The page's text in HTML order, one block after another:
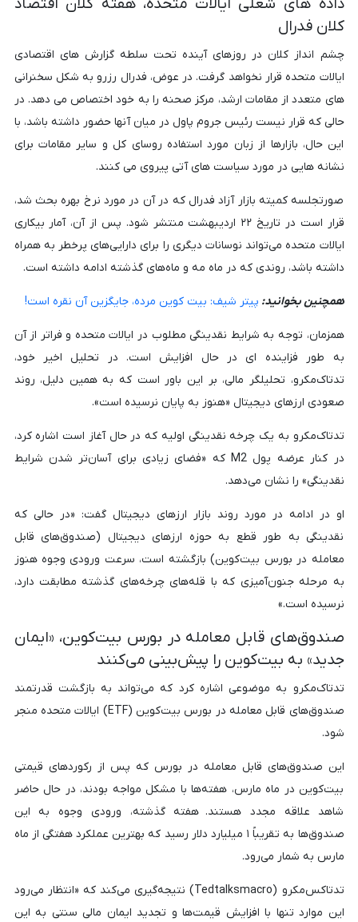
داده های شغلی ایالات متحده، هفته کلان اقتصاد
کلان فدرال
چشم انداز کلان در روزهای آینده تحت سلطه گزارش های اقتصادی
ایالات متحده قرار نخواهد گرفت. در عوض، فدرال رزرو به شکل سخنرانی
های متعدد از مقامات ارشد، مرکز صحنه را به خود اختصاص می دهد. در
حالی که قرار نیست رئیس جروم پاول در میان آنها حضور داشته باشد، با
این حال، بازارها از زبان مورد استفاده روسای کل و سایر مقامات برای
نشانه هایی در مورد سیاست های آتی پیروی می کنند.
صورتجلسه کمیته بازار آزاد فدرال که در آن در مورد نرخ بهره بحث شد،
قرار است در تاریخ ۲۲ اردیبهشت منتشر شود. پس از آن، آمار بیکاری
ایالات متحده می‌تواند نوسانات دیگری را برای دارایی‌های پرخطر به همراه
داشته باشد، روندی که در ماه مه و ماه‌های گذشته ادامه داشته است.
همچنین بخوانید: پیتر شیف: بیت کوین مرده، جایگزین آن نقره است!
همزمان، توجه به شرایط نقدینگی مطلوب در ایالات متحده و فراتر از آن
به طور فزاینده ای در حال افزایش است. در تحلیل اخیر خود،
تدتاک‌مکرو، تحلیلگر مالی، بر این باور است که به همین دلیل، روند
صعودی ارزهای دیجیتال «هنوز به پایان نرسیده است».
تدتاک‌مکرو به یک چرخه نقدینگی اولیه که در حال آغاز است اشاره کرد،
در کنار عرضه پول M2 که «فضای زیادی برای آسان‌تر شدن شرایط
نقدینگی» را نشان می‌دهد.
او در ادامه در مورد روند بازار ارزهای دیجیتال گفت: «در حالی که
نقدینگی به طور قطع به حوزه ارزهای دیجیتال (صندوق‌های قابل
معامله در بورس بیت‌کوین) بازگشته است، سرعت ورودی وجوه هنوز
به مرحله جنون‌آمیزی که با قله‌های چرخه‌های گذشته مطابقت دارد،
نرسیده است.»
صندوق‌های قابل معامله در بورس بیت‌کوین، «ایمان
جدید» به بیت‌کوین را پیش‌بینی می‌کنند
تدتاک‌مکرو به موضوعی اشاره کرد که می‌تواند به بازگشت قدرتمند
صندوق‌های قابل معامله در بورس بیت‌کوین (ETF) ایالات متحده منجر
شود.
این صندوق‌های قابل معامله در بورس که پس از رکوردهای قیمتی
بیت‌کوین در ماه مارس، هفته‌ها با مشکل مواجه بودند، در حال حاضر
شاهد علاقه مجدد هستند. هفته گذشته، ورودی وجوه به این
صندوق‌ها به تقریباً ۱ میلیارد دلار رسید که بهترین عملکرد هفتگی از ماه
مارس به شمار می‌رود.
تدتاکس‌مکرو (Tedtalksmacro) نتیجه‌گیری می‌کند که «انتظار می‌رود
این موارد تنها با افزایش قیمت‌ها و تجدید ایمان مالی سنتی به این